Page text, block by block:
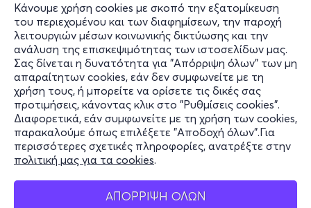
Κάνουμε χρήση cookies με σκοπό την εξατομίκευση
του περιεχομένου και των διαφημίσεων, την παροχή
λειτουργιών μέσων κοινωνικής δικτύωσης και την
ανάλυση της επισκεψιμότητας των ιστοσελίδων μας.
Σας δίνεται η δυνατότητα για "Απόρριψη όλων" των μη
απαραίτητων cookies, εάν δεν συμφωνείτε με τη
χρήση τους, ή μπορείτε να ορίσετε τις δικές σας
προτιμήσεις, κάνοντας κλικ στο "Ρυθμίσεις cookies".
Διαφορετικά, εάν συμφωνείτε με τη χρήση των cookies,
παρακαλούμε όπως επιλέξετε "Αποδοχή όλων".Για
περισσότερες σχετικές πληροφορίες, ανατρέξτε στην
πολιτική μας για τα cookies.
ΑΠΟΡΡΙΨΗ ΟΛΩΝ